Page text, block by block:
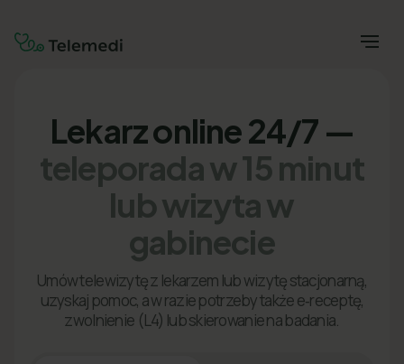
Lekarz online 24/7 —
teleporada w 15 minut
lub wizyta w
gabinecie
Umów telewizytę z lekarzem lub wizytę stacjonarną,
uzyskaj pomoc, a w razie potrzeby także e‑receptę,
zwolnienie (L4) lub skierowanie na badania.